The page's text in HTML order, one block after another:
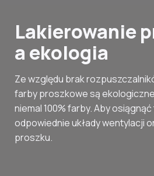
Lakierowanie
a ekologia
Ze względu brak
farby proszkowe są
niemal 100% farby. Aby
odpowiednie układy wentylacji
proszku.